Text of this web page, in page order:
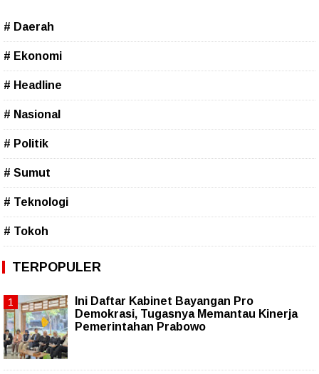
# Daerah
# Ekonomi
# Headline
# Nasional
# Politik
# Sumut
# Teknologi
# Tokoh
TERPOPULER
Ini Daftar Kabinet Bayangan Pro
Demokrasi, Tugasnya Memantau Kinerja
Pemerintahan Prabowo